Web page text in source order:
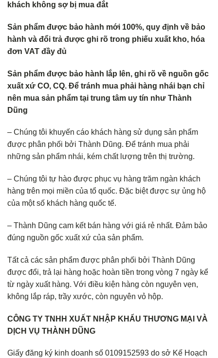
khách không sợ bị mua đắt
Sản phẩm được bảo hành mới 100%, quy định về bảo
hành và đổi trả được ghi rõ trong phiếu xuất kho, hóa
đơn VAT đầy đủ
Sản phẩm được bảo hành lắp lên, ghi rõ về nguồn gốc
xuất xứ CO, CQ. Để tránh mua phải hàng nhái bạn chỉ
nên mua sản phẩm tại trung tâm uy tín như Thành
Dũng
– Chúng tôi khuyến cáo khách hàng sử dụng sản phẩm
được phân phối bởi Thành Dũng. Để tránh mua phải
những sản phẩm nhái, kém chất lượng trên thị trường.
– Chúng tôi tự hào được phục vụ hàng trăm ngàn khách
hàng trên mọi miền của tổ quốc. Đặc biệt được sự ủng hộ
của một số khách hàng quốc tế.
– Thành Dũng cam kết bán hàng với giá rẻ nhất. Đảm bảo
đúng nguồn gốc xuất xứ của sản phẩm.
Tất cả các sản phẩm được phân phối bởi Thành Dũng
được đổi, trả lại hàng hoặc hoàn tiền trong vòng 7 ngày kể
từ ngày xuất hàng. Với điều kiện hàng còn nguyên vẹn,
không lắp ráp, trầy xước, còn nguyên vỏ hộp.
CÔNG TY TNHH XUẤT NHẬP KHẨU THƯƠNG MẠI VÀ
DỊCH VỤ THÀNH DŨNG
Giấy đăng ký kinh doanh số 0109152593 do sở Kế Hoạch